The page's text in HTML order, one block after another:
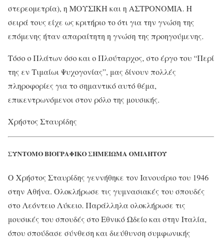
στερεομετρία), η ΜΟΥΣΙΚΗ και η ΑΣΤΡΟΝΟΜΙΑ. Η
σειρά τους είχε ως κριτήριο το ότι για την γνώση της
επόμενης ήταν απαραίτητη η γνώση της προηγούμενης.
Τόσο ο Πλάτων όσο και ο Πλούταρχος, στο έργο του “Περί
της εν Τιμαίωι Ψυχογονίας”, μας δίνουν πολλές
πληροφορίες για το σημαντικό αυτό θέμα,
επικεντρωνόμενοι στον ρόλο της μουσικής.
Χρήστος Σταυρίδης
ΣΥΝΤΟΜΟ ΒΙΟΓΡΑΦΙΚΟ ΣΗΜΕΙΩΜΑ ΟΜΙΛΗΤΟΥ
Ο Χρήστος Σταυρίδης γεννήθηκε τον Ιανουάριο του 1946
στην Αθήνα. Ολοκλήρωσε τις γυμνασιακές του σπουδές
στο Λεόντειο Λύκειο. Παράλληλα ολοκλήρωσε τις
μουσικές του σπουδές στο Εθνικό Ωδείο και στην Ιταλία,
όπου σπούδασε σύνθεση και διεύθυνση συμφωνικής